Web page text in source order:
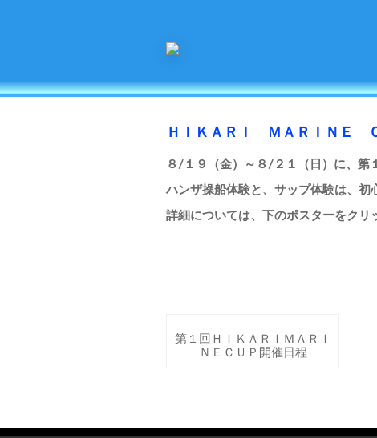
ＨＩＫＡＲＩ ＭＡＲＩＮＥ
８/１９（金）～８/２１（日）に、第
ハンザ操船体験と、サップ体験は、初
詳細については、下のポスターをクリ
第１回ＨＩＫＡＲＩＭＡＲＩ
ＮＥＣＵＰ開催日程